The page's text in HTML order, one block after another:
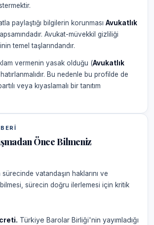
paylaştığı bilgilerin korunması Avukatlık
Avukat-müvekkil gizliliği
temel taşlarındandır.
vermenin yasak olduğu (Avukatlık
Bu nedenle bu profilde de
veya kıyaslamalı bir tanıtım
Önce Bilmeniz
vatandaşın haklarını ve
sürecin doğru ilerlemesi için kritik
Türkiye Barolar Birliği'nin yayımladığı